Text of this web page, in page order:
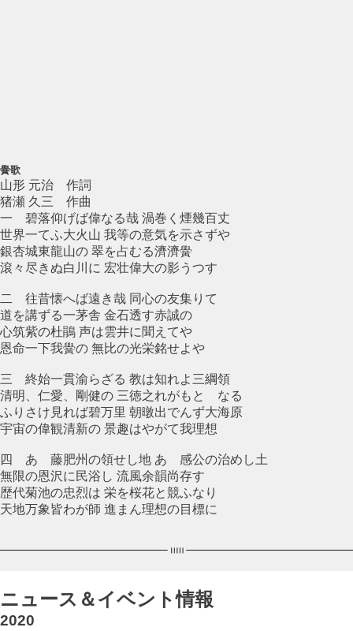
黌歌
山形 元治 作詞
猪瀬 久三 作曲
一 碧落仰げば偉なる哉 渦巻く煙幾百丈
世界一てふ大火山 我等の意気を示さずや
銀杏城東龍山の 翠を占むる濟濟黌
滾々尽きぬ白川に 宏壮偉大の影うつす
二 往昔懐へば遠き哉 同心の友集りて
道を講ずる一茅舎 金石透す赤誠の
心筑紫の杜鵑 声は雲井に聞えてや
恩命一下我黌の 無比の光栄銘せよや
三 終始一貫渝らざる 教は知れよ三綱領
清明、仁愛、剛健の 三徳之れがもとゝなる
ふりさけ見れば碧万里 朝暾出でんず大海原
宇宙の偉観清新の 景趣はやがて我理想
四 あゝ藤肥州の領せし地 あゝ感公の治めし土
無限の恩沢に民浴し 流風余韻尚存す
歴代菊池の忠烈は 栄を桜花と競ふなり
天地万象皆わが師 進まん理想の目標に
ニュース＆イベント情報
2020